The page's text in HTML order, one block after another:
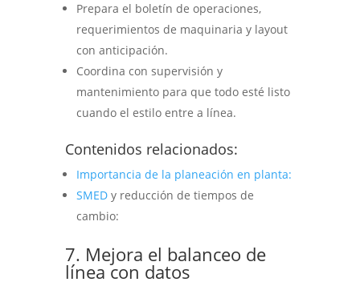
Prepara el boletín de operaciones,
requerimientos de maquinaria y layout
con anticipación.
Coordina con supervisión y
mantenimiento para que todo esté listo
cuando el estilo entre a línea.
Contenidos relacionados:
Importancia de la planeación en planta:
SMEDy reducción de tiempos de
cambio:
7. Mejora el balanceo de
línea con datos